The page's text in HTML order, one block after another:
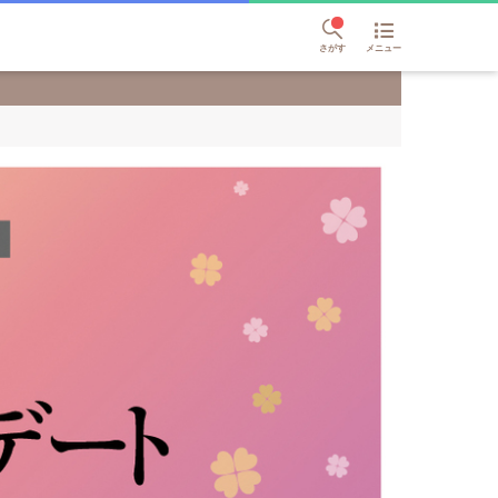
さがす メニュー